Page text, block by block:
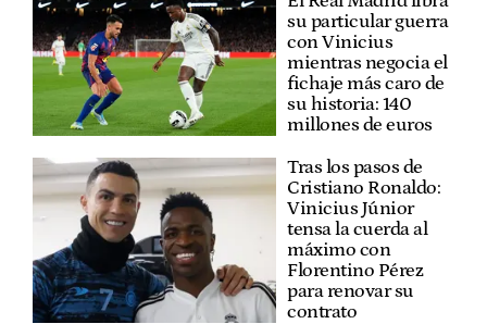
su particular guerra
con Vinicius
mientras negocia el
fichaje más caro de
su historia: 140
millones de euros
Tras los pasos de
Cristiano Ronaldo:
Vinicius Júnior
tensa la cuerda al
máximo con
Florentino Pérez
para renovar su
contrato